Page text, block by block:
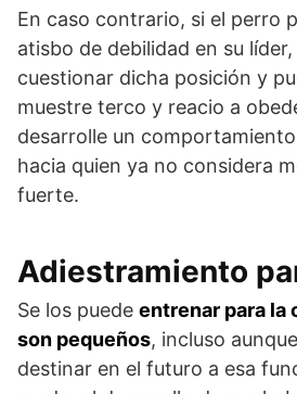
En caso contrario, si el perro
atisbo de debilidad en su
cuestionar dicha posición y
muestre terco y reacio a
desarrolle un
hacia quien ya no considera
fuerte.
Adiestramiento
Se los puede entrenar para la
son pequeños, incluso
destinar en el futuro a esa